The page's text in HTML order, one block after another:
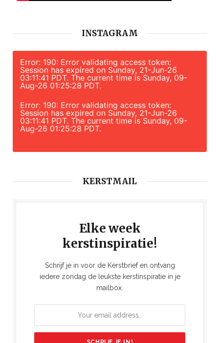
INSTAGRAM
Error: 190: Error validating access token:
Session has expired on Sunday, 21-Jun-26
03:11:41 PDT. The current time is Sunday, 09-
Aug-26 01:25:28 PDT.
Error: 190: Error validating access token:
Session has expired on Sunday, 21-Jun-26
03:11:41 PDT. The current time is Sunday, 09-
Aug-26 01:25:28 PDT.
KERSTMAIL
Elke week
kerstinspiratie!
Schrijf je in voor de Kerstbrief en ontvang
iedere zondag de leukste kerstinspiratie in je
mailbox.